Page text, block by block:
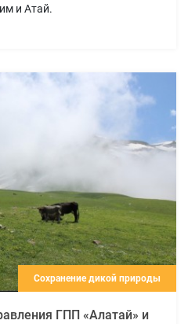
и Атай.
Сохранение дикой природы
ГПП «Алатай» и